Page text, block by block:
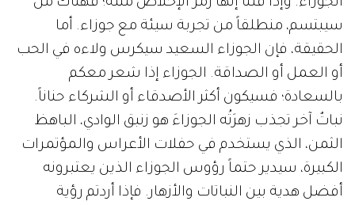
سيبتسم، منطلقاً من تجربة سيئة مع جوزاء. أما
الحقيقة، فإن الجوزاء السعيد سيكرس ولاءه في الحب
أو العمل أو الصداقة. الجوزاء إذا شعر معكم
بالسعادة؛ فسيكون أكثر الأصدقاء أو الشركاء حناناً.
نباتٌ آخر تجذب زهرَتُه الجوزاءَ هو زنبق الوادي، الباهظ
الثمن، الذي يستخدم في حفلات الأعراس والمؤتمرات
الكبيرة، سيدير حتماً رؤوس الجوزاء الذين يعتبرونه
أفضل هدية بين النباتات والأزهار. فإذا أردتم رؤية